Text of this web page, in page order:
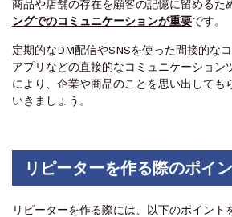
商品や店舗の存在を顧客の記憶に留めるた
ングでのコミュニケーションが重要です。
定期的なDM配信やSNSを使った間接的な
アプリなどの直接的なコミュニケーション
により、企業や商品のことを思い出しても
いきましょう。
リピーターを作る際のポイ
リピーターを作る際には、以下のポイント